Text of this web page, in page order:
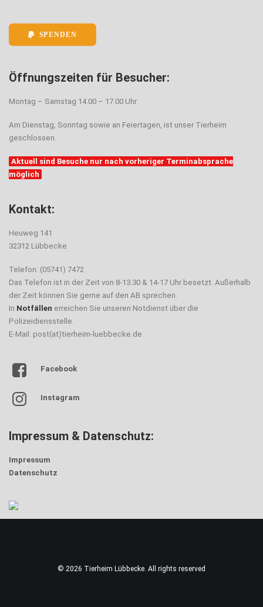
SPENDEN
Öffnungszeiten für Besucher:
Montag – Samstag 14.00 – 17.00 Uhr
Am Dienstag, Sonntag sowie an Feiertagen, ist unser Tierheim
geschlossen.
Aktuell sind Besuche nur nach vorheriger Terminabsprache
möglich
Kontakt:
Heuweg 141
32312 Lübbecke
Telefon: (05741) 7472
Das Telefon ist in der Zeit von 8-13.30 & 14-17 Uhr besetzt. Außerhalb
der Zeit können Sie gerne auf den AB sprechen.
In Notfällen erreichen Sie unseren Notdienst über die
Polizeidiensstelle.
E-Mail: post(at)tierheim-luebbecke.de
Facebook
Instagram
Impressum & Datenschutz:
Impressum
Datenschutz
© 2026 Tierheim Lübbecke. All rights reserved